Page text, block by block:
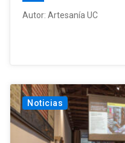
Autor: Artesanía UC
Noticias